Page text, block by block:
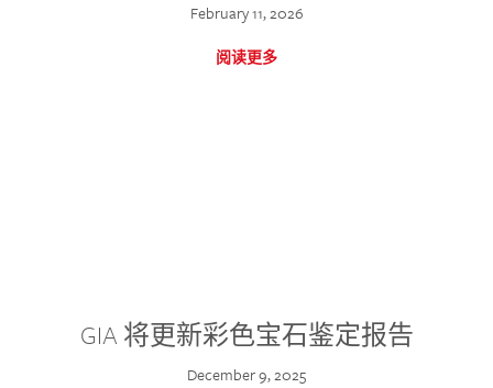
February 11, 2026
阅读更多
GIA 将更新彩色宝石鉴定报告
December 9, 2025